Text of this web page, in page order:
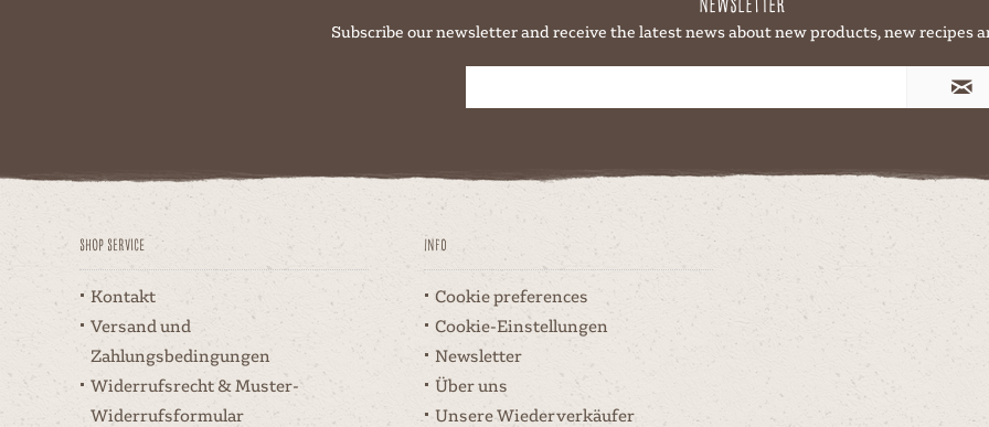
Subscribe our newsletter and receive the latest news about new products, new recipes
Shop Service
Kontakt
Versand und
Zahlungsbedingungen
Widerrufsrecht & Muster-
Widerrufsformular
Info
Cookie preferences
Cookie-Einstellungen
Newsletter
Über uns
Unsere Wiederverkäufer